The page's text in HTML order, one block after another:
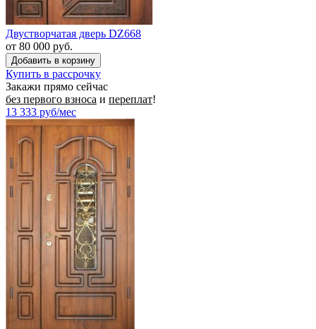
Двустворчатая дверь DZ668
от 80 000 руб.
Купить в рассрочку
Закажи прямо сейчас
без первого взноса и переплат!
13 333 руб/мес